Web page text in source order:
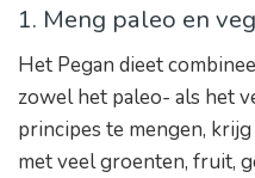
1. Meng paleo en
Het Pegan dieet
zowel het paleo- als het
principes te mengen,
met veel groenten, fruit,